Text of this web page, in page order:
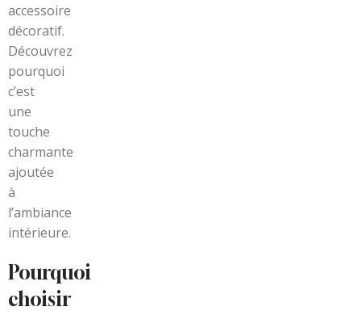
accessoire
décoratif.
Découvrez
pourquoi
c’est
une
touche
charmante
ajoutée
à
l’ambiance
intérieure.
Pourquoi
choisir